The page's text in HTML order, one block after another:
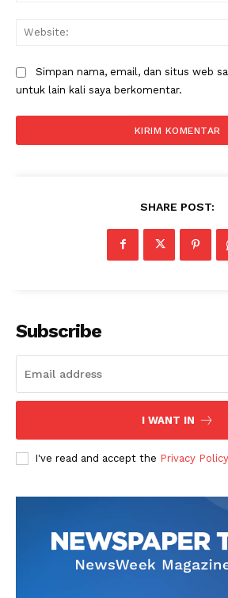
News Week
Company
About
Contact us
Simpan nama, email, dan situs web
untuk lain kali saya berkomentar.
SHARE POST:
Subscribe
I WANT IN
I've read and accept the Privacy Policy